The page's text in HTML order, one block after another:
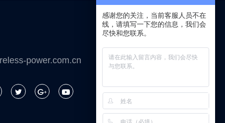
power.com.cn
感谢您的关注，当前客服人员不在
线，请填写一下您的信息，我们会
尽快和您联系。